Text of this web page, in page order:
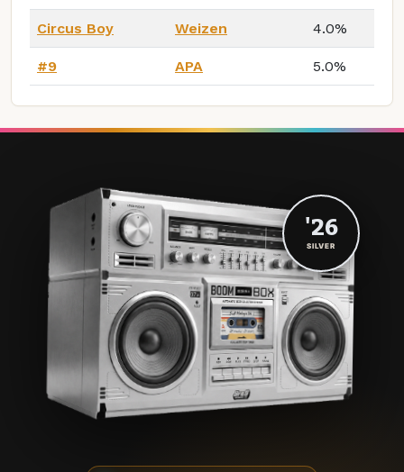
Circus Boy Weizen 4.0%
#9 APA 5.0%
'26
SILVER